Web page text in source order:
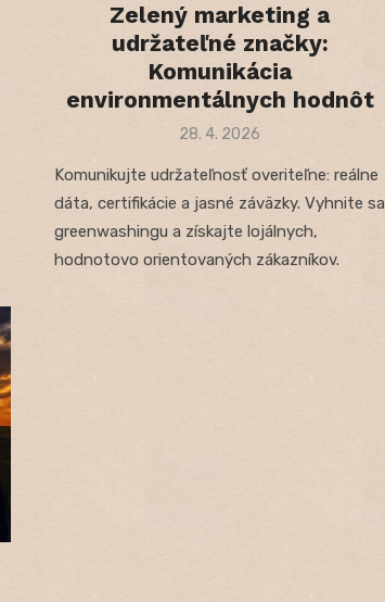
Zelený marketing a
udržateľné značky:
Komunikácia
environmentálnych hodnôt
Posted
28. 4. 2026
Komunikujte udržateľnosť overiteľne: reálne
dáta, certifikácie a jasné záväzky. Vyhnite sa
greenwashingu a získajte lojálnych,
hodnotovo orientovaných zákazníkov.